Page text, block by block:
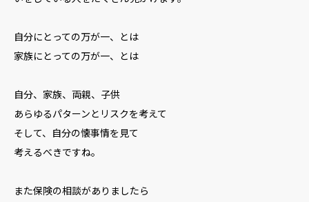
自分にとっての万が一、とは
家族にとっての万が一、とは
自分、家族、両親、子供
あらゆるパターンとリスクを考えて
そして、自分の懐事情を見て
考えるべきですね。
また保険の相談がありましたら